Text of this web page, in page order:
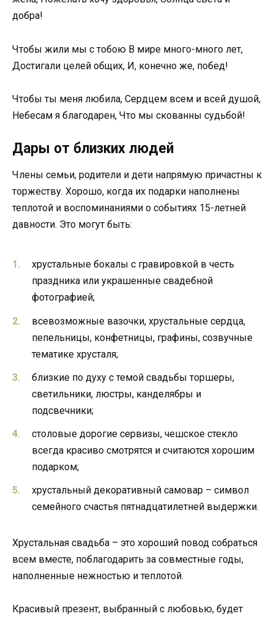
добра!
Чтобы жили мы с тобою В мире много-много лет,
Достигали целей общих, И, конечно же, побед!
Чтобы ты меня любила, Сердцем всем и всей душой,
Небесам я благодарен, Что мы скованны судьбой!
Дары от близких людей
Члены семьи, родители и дети напрямую причастны к
торжеству. Хорошо, когда их подарки наполнены
теплотой и воспоминаниями о событиях 15-летней
давности. Это могут быть:
хрустальные бокалы с гравировкой в честь
праздника или украшенные свадебной
фотографией;
всевозможные вазочки, хрустальные сердца,
пепельницы, конфетницы, графины, созвучные
тематике хрусталя;
близкие по духу с темой свадьбы торшеры,
светильники, люстры, канделябры и
подсвечники;
столовые дорогие сервизы, чешское стекло
всегда красиво смотрятся и считаются хорошим
подарком;
хрустальный декоративный самовар – символ
семейного счастья пятнадцатилетней выдержки.
Хрустальная свадьба – это хороший повод собраться
всем вместе, поблагодарить за совместные годы,
наполненные нежностью и теплотой.
Красивый презент, выбранный с любовью, будет